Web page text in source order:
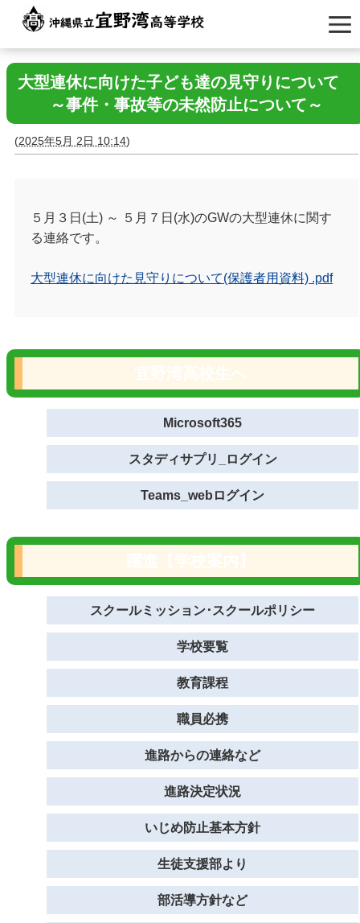
大型連休に向けた子ども達の見守りについて
～事件・事故等の未然防止について～
(2025年5月 2日 10:14)
５月３日(土) ～ ５月７日(水)のGWの大型連休に関す
る連絡です。
大型連休に向けた見守りについて(保護者用資料) .pdf
Microsoft365
スタディサプリ_ログイン
Teams_webログイン
スクールミッション･スクールポリシー
学校要覧
教育課程
職員必携
進路からの連絡など
進路決定状況
いじめ防止基本方針
生徒支援部より
部活導方針など